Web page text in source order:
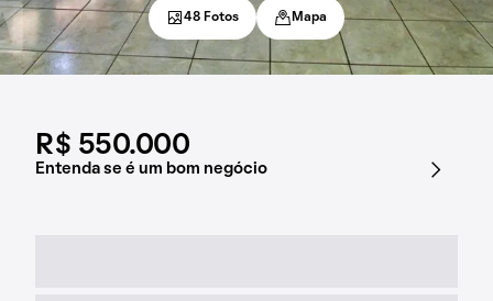
R$ 550.000
Entenda se é um bom negócio
48 Fotos Mapa